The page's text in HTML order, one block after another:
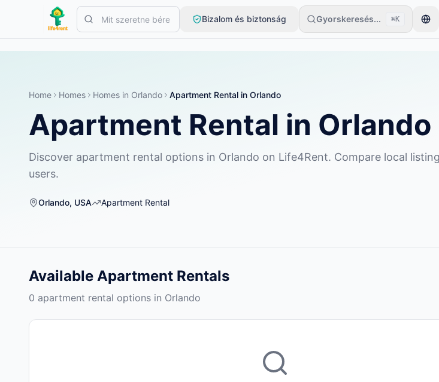
Skip to main content
Bizalom és biztonság Gyorskeresés... ⌘K
Home Homes Homes in Orlando Apartment Rental in Orlando
Apartment Rental in Orlando
Discover apartment rental options in Orlando on Life4Rent. Compare local
users.
Orlando, USA Apartment Rental
Available Apartment Rentals
0 apartment rental options in Orlando